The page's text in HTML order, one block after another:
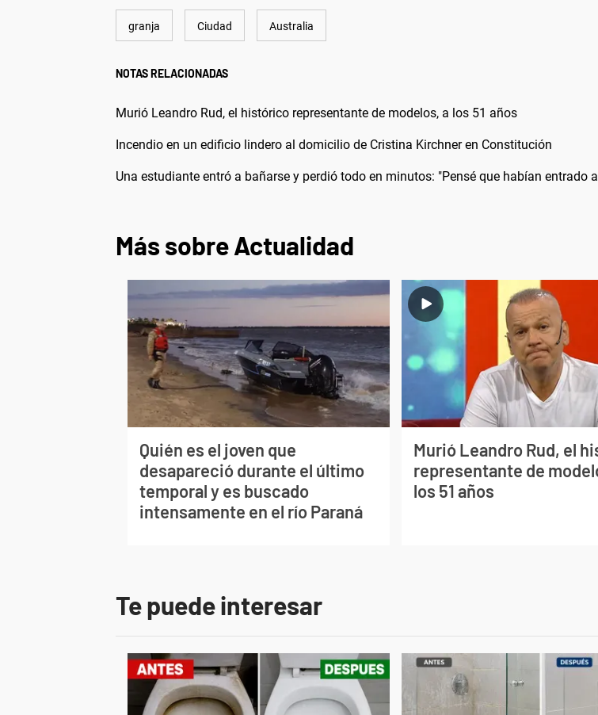
granja Ciudad Australia
NOTAS RELACIONADAS
Murió Leandro Rud, el histórico representante de modelos, a los 51 años
Incendio en un edificio lindero al domicilio de Cristina Kirchner en Constitución
Una estudiante entró a bañarse y perdió todo en minutos: "Pensé que habían entrado
Más sobre Actualidad
Quién es el joven que
desapareció durante el último
temporal y es buscado
intensamente en el río Paraná
Murió Leandro Rud, el
representante de
los 51 años
Te puede interesar